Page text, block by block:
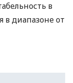
в
в диапазоне от